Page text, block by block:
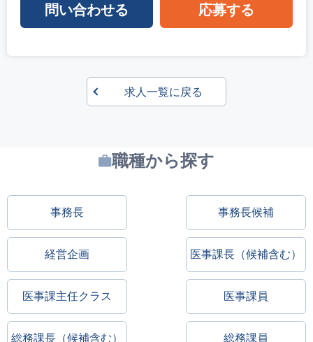
問い合わせる 応募する
求人一覧に戻る
職種から探す
事務長 事務長候補
経営企画 医事課長（候補含む）
医事課主任クラス 医事課員
総務課長（候補含む） 総務課員